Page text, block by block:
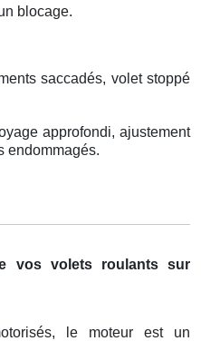
blocage.
saccadés, volet stoppé
approfondi, ajustement
endommagés.
vos volets roulants sur
le moteur est un